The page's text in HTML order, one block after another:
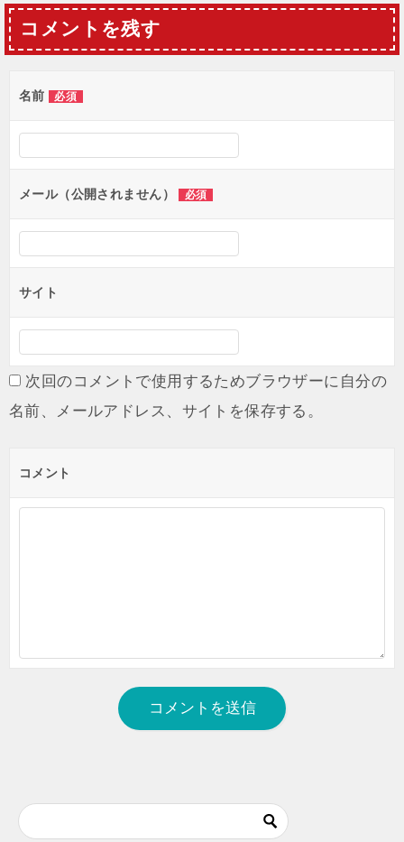
ナ
ビ
シ
ン
コメントを残す
名前 必須
メール（公開されません） 必須
サイト
次回のコメントで使用するためブラウザーに自分の
名前、メールアドレス、サイトを保存する。
コメント